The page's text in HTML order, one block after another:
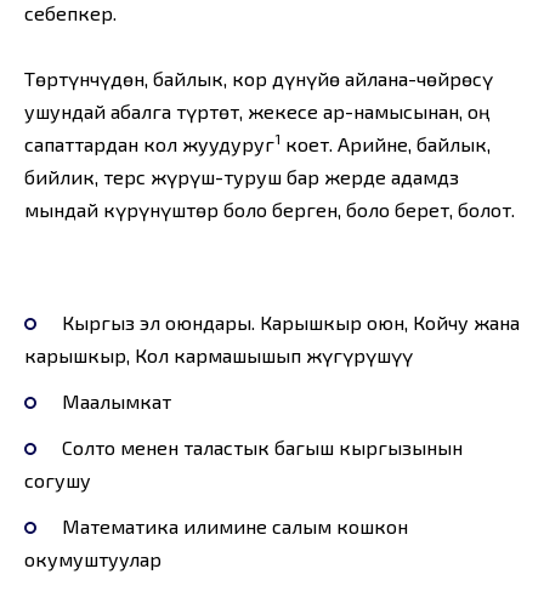
себепкер.
Төртүнчүдөн, байлык, кор дүнүйө айлана-чөйрөсү
ушундай абалга түртөт, жекесе ар-намысынан, оң
сапаттардан кол жуудуруг1 коет. Арийне, байлык,
бийлик, терс жүрүш-туруш бар жерде адамдз
мындай күрүнүштөр боло берген, боло берет, болот.
Кыргыз эл оюндары. Карышкыр оюн, Койчу жана
карышкыр, Кол кармашышып жүгүрүшүү
Маалымкат
Cолто менен таластык багыш кыргызынын
согушу
Математика илимине салым кошкон
окумуштуулар